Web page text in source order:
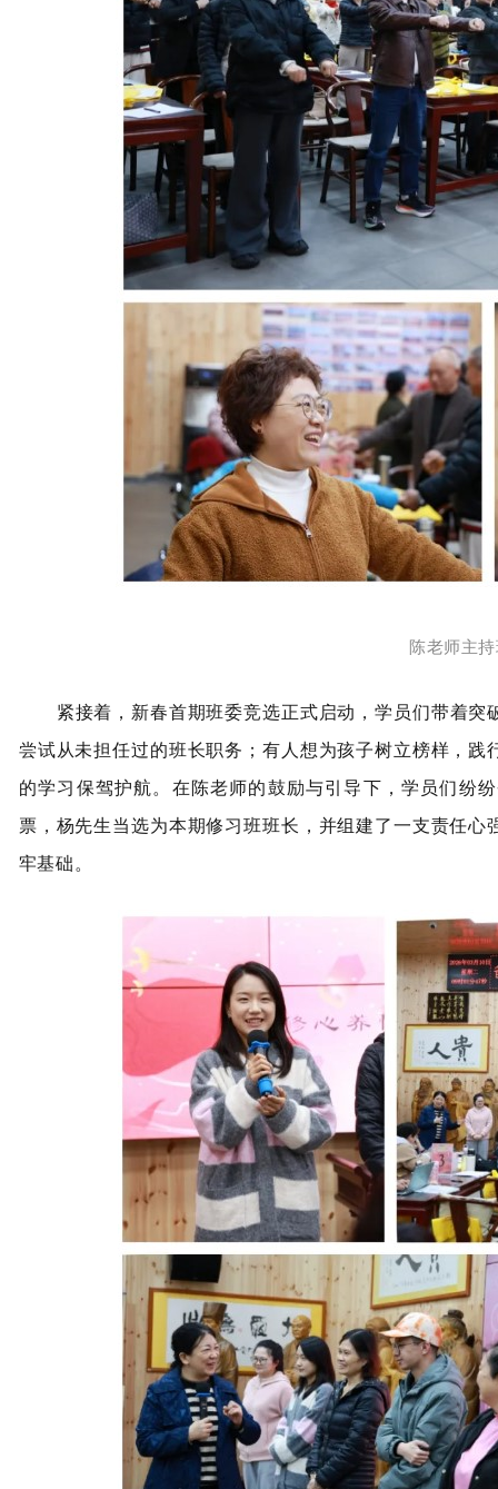
陈老师主
紧接着，新春首期班委竞选正式启动，学员们带着突
尝试从未担任过的班长职务；有人想为孩子树立榜样，
的学习保驾护航。在陈老师的鼓励与引导下，学员们纷
票，杨先生当选为本期修习班班长，并组建了一支责任
牢基础。